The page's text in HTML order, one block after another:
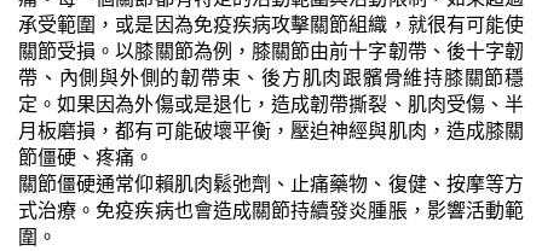
承受範圍，或是因為免疫疾病攻擊關節組織，就很有可能使
關節受損。以膝關節為例，膝關節由前十字韌帶、後十字韌
帶、內側與外側的韌帶束、後方肌肉跟髕骨維持膝關節穩
定。如果因為外傷或是退化，造成韌帶撕裂、肌肉受傷、半
月板磨損，都有可能破壞平衡，壓迫神經與肌肉，造成膝關
節僵硬、疼痛。
關節僵硬通常仰賴肌肉鬆弛劑、止痛藥物、復健、按摩等方
式治療。免疫疾病也會造成關節持續發炎腫脹，影響活動範
圍。